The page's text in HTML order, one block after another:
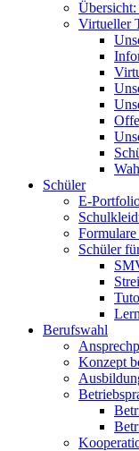
Virtueller
Schüler
E-
Schüler
Berufswahl
Konzept